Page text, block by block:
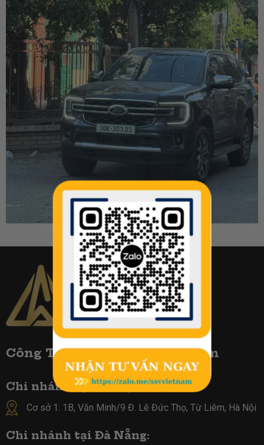
Công TY Biển Số Đẹp Việt Nam
Chi nhánh tại Hà Nội :
Cơ sở 1: 1B, Văn Minh/9 Đ. Lê Đức Thọ, Từ Liêm, Hà Nội
Chi nhánh tại Đà Nẵng: